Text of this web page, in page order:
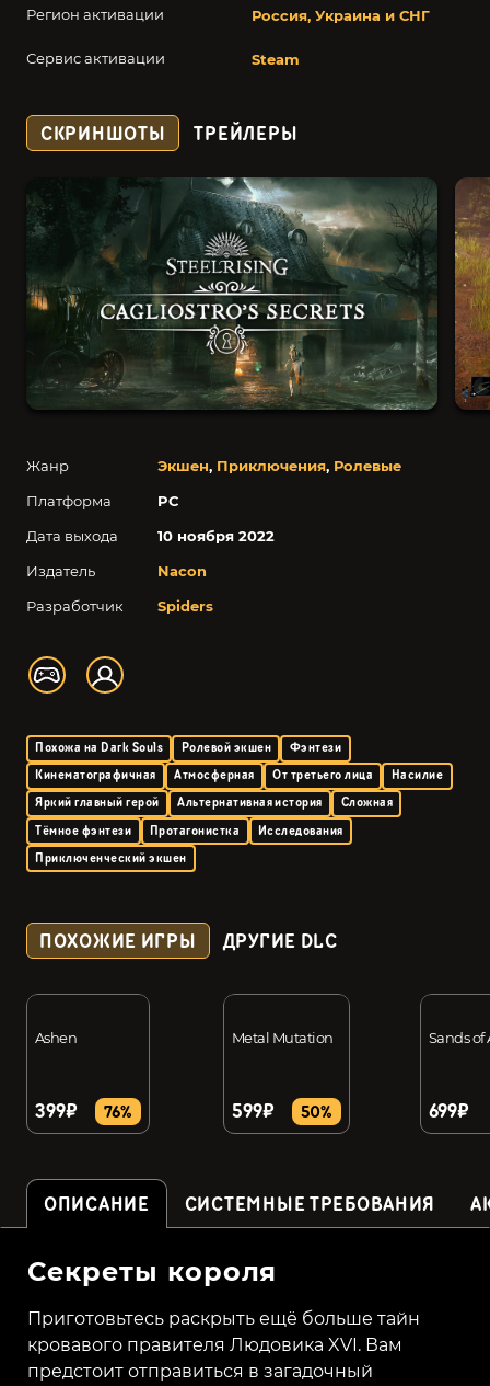
Регион активации Россия, Украина и СНГ
Сервис активации Steam
Жанр Экшен, Приключения, Ролевые
Платформа
PC
Дата выхода
10 ноября 2022
Издатель
Nacon
Разработчик
Spiders
Похожа на Dark Souls Ролевой экшен
Фэнтези
Кинематографичная
Атмосферная От третьего лица
Насилие
Яркий главный герой
Альтернативная история
Сложная
Тёмное фэнтези
Протагонистка
Исследования
Приключенческий экшен
СКРИНШОТЫ ТРЕЙЛЕРЫ
ПОХОЖИЕ ИГРЫ ДРУГИЕ DLC
Ashen
399₽ 76%
Metal Mutation
599₽ 50%
Sands of
699₽
ОПИСАНИЕ СИСТЕМНЫЕ ТРЕБОВАНИЯ
Секреты короля
Приготовьтесь раскрыть ещё больше тайн
кровавого правителя Людовика XVI. Вам
предстоит отправиться в загадочный